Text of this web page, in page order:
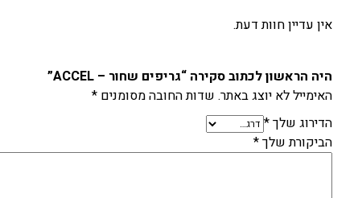
אין עדיין חוות דעת.
היה הראשון לכתוב סקירה “גריפים שחור – ACCEL”
האימייל לא יוצג באתר. שדות החובה מסומנים *
הדירוג שלך*
הביקורת שלך*